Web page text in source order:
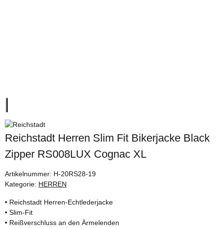
Reichstadt Herren Slim Fit Bikerjacke Black
Zipper RS008LUX Cognac XL
Artikelnummer: H-20RS28-19
Kategorie: HERREN
• Reichstadt Herren-Echtlederjacke
• Slim-Fit
• Reißverschluss an den Ärmelenden